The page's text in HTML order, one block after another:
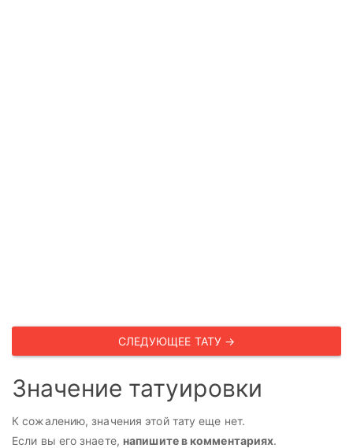
СЛЕДУЮЩЕЕ ТАТУ →
Значение татуировки
К сожалению, значения этой тату еще нет.
Если вы его знаете, напишите в комментариях.